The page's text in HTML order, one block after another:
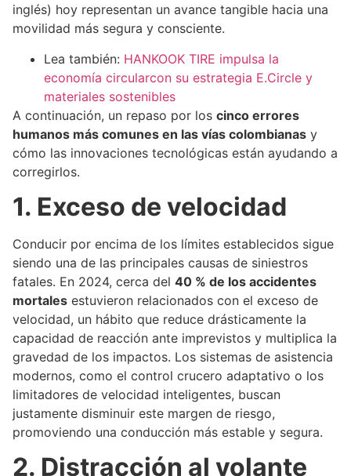
inglés) hoy representan un avance tangible hacia una
movilidad más segura y consciente.
Lea también: HANKOOK TIRE impulsa la
economía circularcon su estrategia E.Circle y
materiales sostenibles
A continuación, un repaso por los cinco errores
humanos más comunes en las vías colombianas y
cómo las innovaciones tecnológicas están ayudando a
corregirlos.
1. Exceso de velocidad
Conducir por encima de los límites establecidos sigue
siendo una de las principales causas de siniestros
fatales. En 2024, cerca del 40 % de los accidentes
mortales estuvieron relacionados con el exceso de
velocidad, un hábito que reduce drásticamente la
capacidad de reacción ante imprevistos y multiplica la
gravedad de los impactos. Los sistemas de asistencia
modernos, como el control crucero adaptativo o los
limitadores de velocidad inteligentes, buscan
justamente disminuir este margen de riesgo,
promoviendo una conducción más estable y segura.
2. Distracción al volante